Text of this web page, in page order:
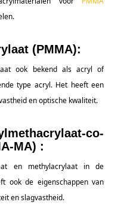
(PMMA):
ook bekend als acryl of
type acryl. Het heeft een
en optische kwaliteit.
co-
MA) :
en methylacrylaat in de
ook de eigenschappen van
en slagvastheid.